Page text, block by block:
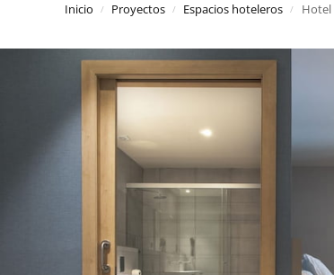
Inicio / Proyectos / Espacios hoteleros / Hotel